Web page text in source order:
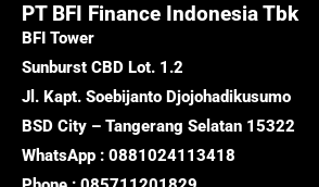
PT BFI Finance Indonesia Tbk
BFI Tower
Sunburst CBD Lot. 1.2
Jl. Kapt. Soebijanto Djojohadikusumo
BSD City – Tangerang Selatan 15322
WhatsApp : 0881024113418